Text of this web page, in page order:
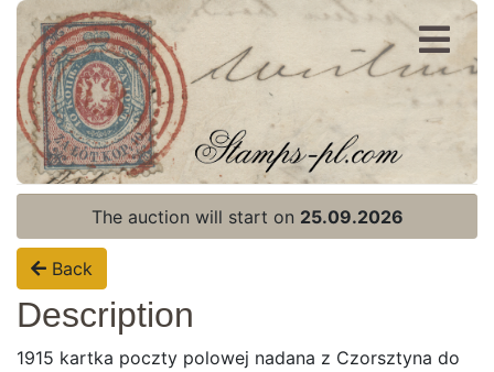
Register
Login
The auction will start on 25.09.2026
Back
Description
1915 kartka poczty polowej nadana z Czorsztyna do